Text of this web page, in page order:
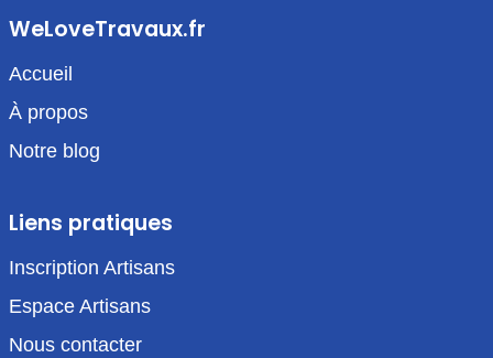
WeLoveTravaux.fr
Accueil
À propos
Notre blog
Liens pratiques
Inscription Artisans
Espace Artisans
Nous contacter